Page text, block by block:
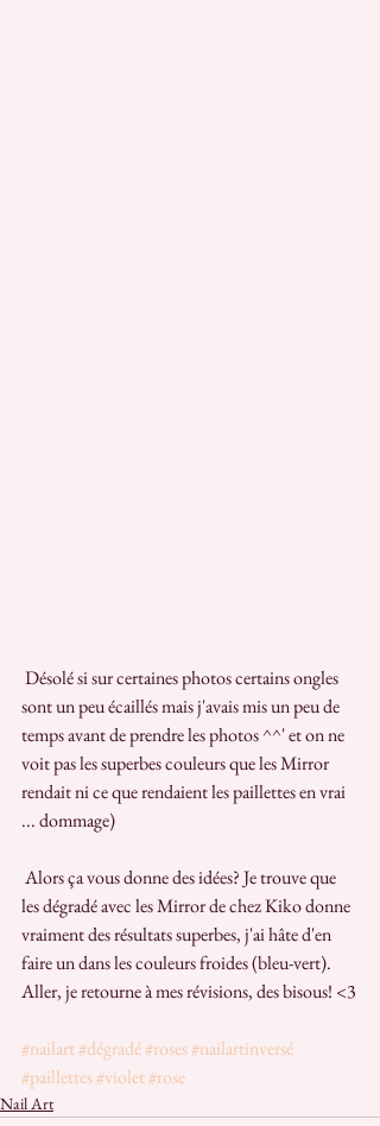
sont un peu écaillés mais j'avais mis un peu de
temps avant de prendre les photos ^^' et on ne
voit pas les superbes couleurs que les Mirror
rendait ni ce que rendaient les paillettes en vrai
... dommage)
les dégradé avec les Mirror de chez Kiko donne
vraiment des résultats superbes, j'ai hâte d'en
faire un dans les couleurs froides (bleu-vert).
Aller, je retourne à mes révisions, des bisous! <3
#nailart#dégradé#roses#nailartinversé
#paillettes#violet#rose
Nail Art